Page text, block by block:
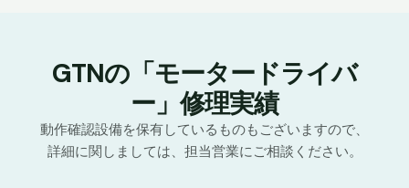
GTNの「モータードライバ
ー」修理実績
動作確認設備を保有しているものもございますので、
詳細に関しましては、担当営業にご相談ください。